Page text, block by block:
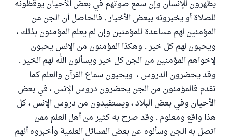
يظهرون للإنسان وإن سمع صوتهم في بعض الأحيان يوقظونه
للصلاة أو يخبرونه ببعض الأخبار . فالحاصل أن الجن من
المؤمنين لهم مساعدة للمؤمنين وإن لم يعلم المؤمنون بذلك ،
ويحبون لهم كل خير . وهكذا المؤمنون من الإنس يحبون
لإخواهم المؤمنين من الجن كل خير ويسألون الله لهم الخير .
وقد يحضرون الدروس ، ويحبون سماع القرآن والعلم كما
تقدم فالمؤمنون من الجن يحضرون دروس الإنس ، في بعض
الأحيان وفي بعض البلاد ، ويستفيدون من دروس الإنس ، كل
هذا واقع ومعلوم . وقد صرح به كثير من أهل العلم ممن
اتصل به الجن وسألوه عن بعض المسائل العلمية وأخبروه أنهم